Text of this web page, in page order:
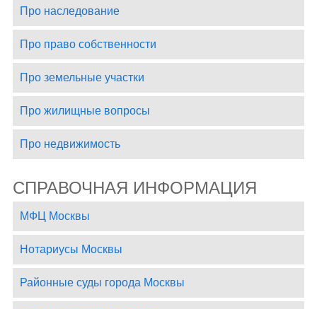
Про наследование
Про право собственности
Про земельные участки
Про жилищные вопросы
Про недвижимость
СПРАВОЧНАЯ ИНФОРМАЦИЯ
МФЦ Москвы
Нотариусы Москвы
Районные суды города Москвы